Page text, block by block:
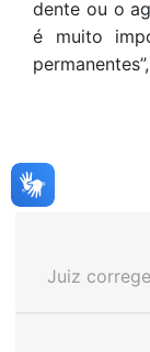
dente ou o
é muito
Juiz